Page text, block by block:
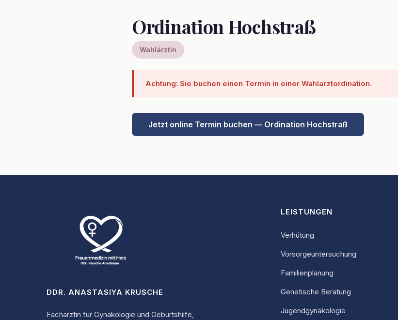
Ordination Hochstraß
Wahlärztin
Achtung: Sie buchen einen Termin in einer Wahlarztordination.
Jetzt online Termin buchen — Ordination Hochstraß
DDR. ANASTASIYA KRUSCHE
Fachärztin für Gynäkologie und Geburtshilfe,
LEISTUNGEN
Verhütung
Vorsorgeuntersuchung
Familienplanung
Genetische Beratung
Jugendgynäkologie